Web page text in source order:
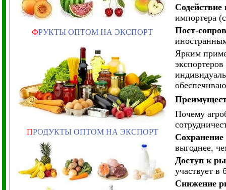
ФРУКТЫ ОПТОМ НА ЭКСПОРТ
ПРОДУКТЫ ОПТОМ НА ЭКСПОРТ
Содействие
импортера
Пост-
Ярким
Почему
Сохранение
выгоднее,
Доступ к
участвует в
Снижение